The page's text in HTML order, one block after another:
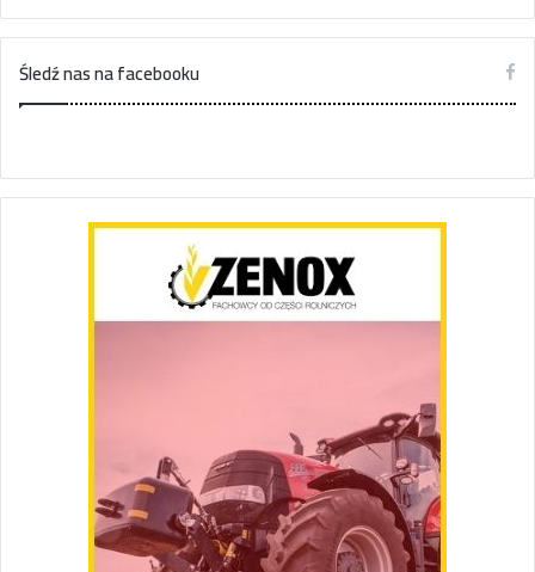
Śledź nas na facebooku